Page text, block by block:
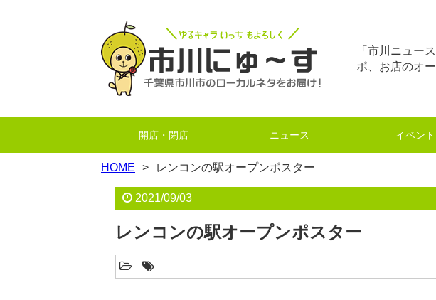
「市川ニュー
ポ、お店のオ
開店・閉店 ニュース イベント
HOME レンコンの駅オープンポスター
2021/09/03
レンコンの駅オープンポスター